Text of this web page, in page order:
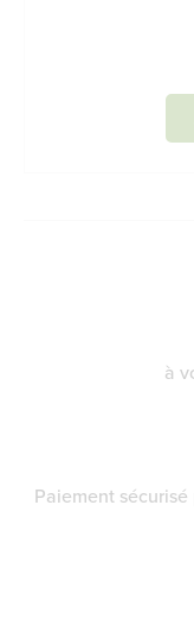
à
Paiement